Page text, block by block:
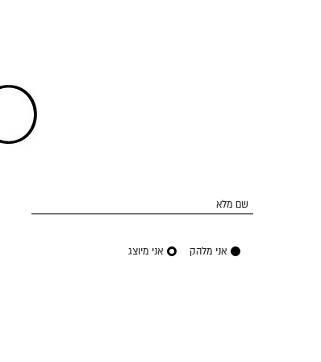
שם מלא
אני מלהק אני מיוצג